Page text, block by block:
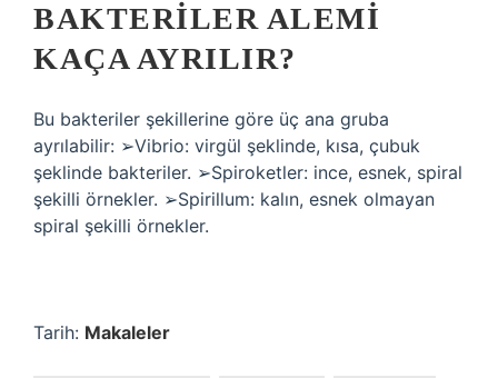
BAKTERILER ALEMI
KAÇA AYRILIR?
Bu bakteriler şekillerine göre üç ana gruba
ayrılabilir: ➢Vibrio: virgül şeklinde, kısa, çubuk
şeklinde bakteriler. ➢Spiroketler: ince, esnek, spiral
şekilli örnekler. ➢Spirillum: kalın, esnek olmayan
spiral şekilli örnekler.
Tarih: Makaleler